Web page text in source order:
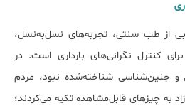
از طب سنتی، تجربه‌های نسل‌به‌نسل،
کنترل نگرانی‌های بارداری است. در
و جنین‌شناسی شناخته‌شده نبود، مردم
به چیزهای قابل‌مشاهده تکیه می‌کردند؛